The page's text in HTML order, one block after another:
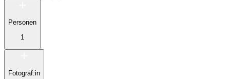
Personen
1
Fotograf:in